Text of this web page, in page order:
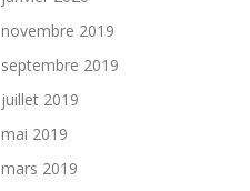
novembre 2019
septembre 2019
juillet 2019
mai 2019
mars 2019